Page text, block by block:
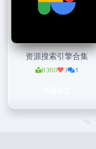
资源搜索引擎合集
8360 3 1